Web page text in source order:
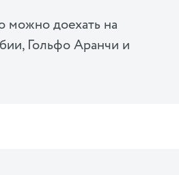
можно доехать на
Гольфо Аранчи и